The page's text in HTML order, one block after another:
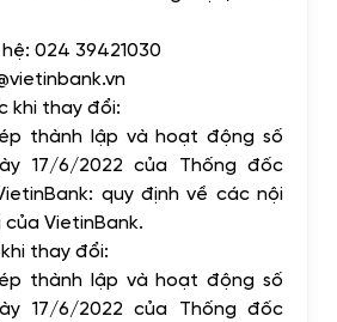
024 39421030
khi thay đổi:
thành lập và hoạt động số
17/6/2022 của Thống đốc
quy định về các nội
VietinBank.
thay đổi:
thành lập và hoạt động số
17/6/2022 của Thống đốc